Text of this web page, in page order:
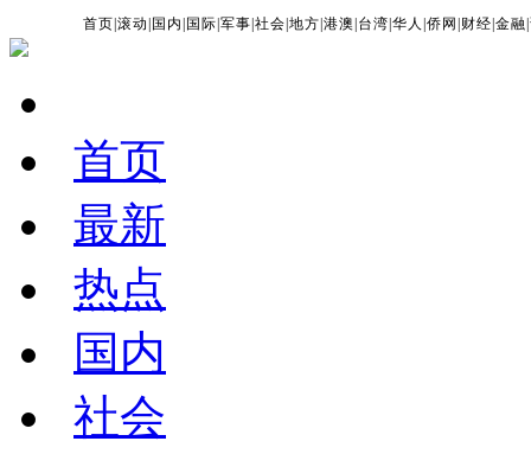
首页 |滚动 国内 国际 |军事 |社会 |地方 |港澳 台湾 |华人 |侨网 财经 |金融 |
首页
最新
热点
国内
社会